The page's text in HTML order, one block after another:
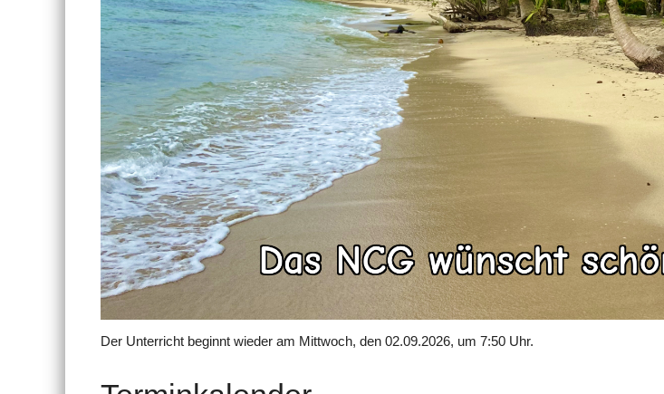
Der Unterricht beginnt wieder am Mittwoch, den 02.09.2026, um 7:50 Uhr.